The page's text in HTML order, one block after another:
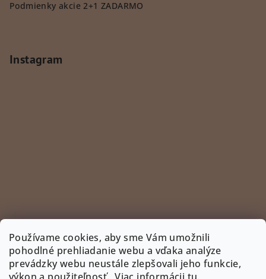
Používame cookies, aby sme Vám umožnili
pohodlné prehliadanie webu a vďaka analýze
prevádzky webu neustále zlepšovali jeho funkcie,
Podmienky akcie 2+1 ZADARMO
Instagram
Sledovať na Instagrame